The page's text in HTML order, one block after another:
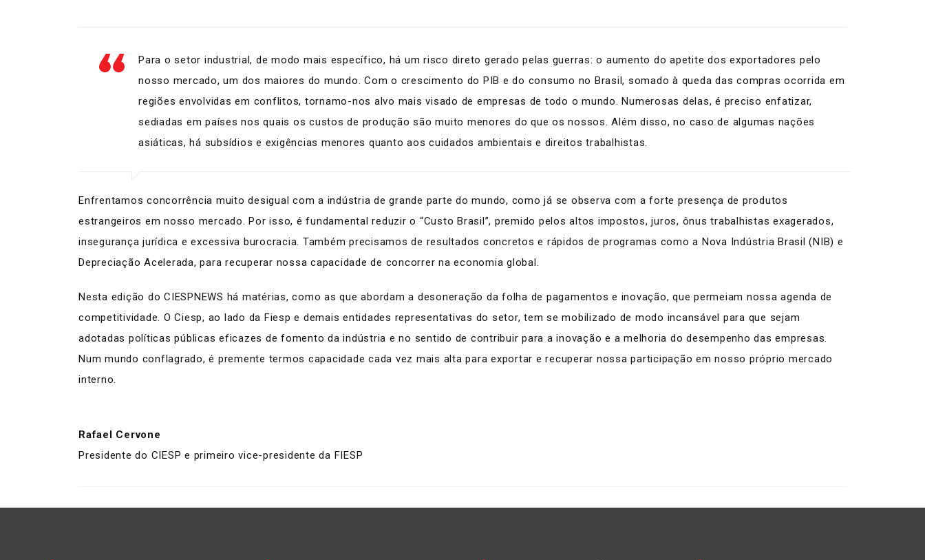
Para o setor industrial, de modo mais específico, há um risco direto gerado pelas guerras: o aumento do apetite dos exportadores pelo
nosso mercado, um dos maiores do mundo. Com o crescimento do PIB e do consumo no Brasil, somado à queda das compras ocorrida em
regiões envolvidas em conflitos, tornamo-nos alvo mais visado de empresas de todo o mundo. Numerosas delas, é preciso enfatizar,
sediadas em países nos quais os custos de produção são muito menores do que os nossos. Além disso, no caso de algumas nações
asiáticas, há subsídios e exigências menores quanto aos cuidados ambientais e direitos trabalhistas.
Enfrentamos concorrência muito desigual com a indústria de grande parte do mundo, como já se observa com a forte presença de produtos
estrangeiros em nosso mercado. Por isso, é fundamental reduzir o “Custo Brasil”, premido pelos altos impostos, juros, ônus trabalhistas exagerados,
insegurança jurídica e excessiva burocracia. Também precisamos de resultados concretos e rápidos de programas como a Nova Indústria Brasil (NIB) e
Depreciação Acelerada, para recuperar nossa capacidade de concorrer na economia global.
Nesta edição do CIESPNEWS há matérias, como as que abordam a desoneração da folha de pagamentos e inovação, que permeiam nossa agenda de
competitividade. O Ciesp, ao lado da Fiesp e demais entidades representativas do setor, tem se mobilizado de modo incansável para que sejam
adotadas políticas públicas eficazes de fomento da indústria e no sentido de contribuir para a inovação e a melhoria do desempenho das empresas.
Num mundo conflagrado, é premente termos capacidade cada vez mais alta para exportar e recuperar nossa participação em nosso próprio mercado
interno.
Rafael Cervone
Presidente do CIESP e primeiro vice-presidente da FIESP